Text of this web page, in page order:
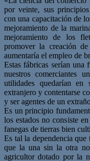
por veinte, sus
con una capacitación de
mejoramiento de la
mejoramiento de los
promover la creación
aumentaría el empleo de
Estas fábricas serían una
nuestros comerciantes
utilidades quedarían en
extranjero y contentarse
y ser agentes de un
Es un principio
los estados no consiste
fanegas de tierras bien
Es tal la dependencia
que la una sin la otra no
agricultor dotado por la